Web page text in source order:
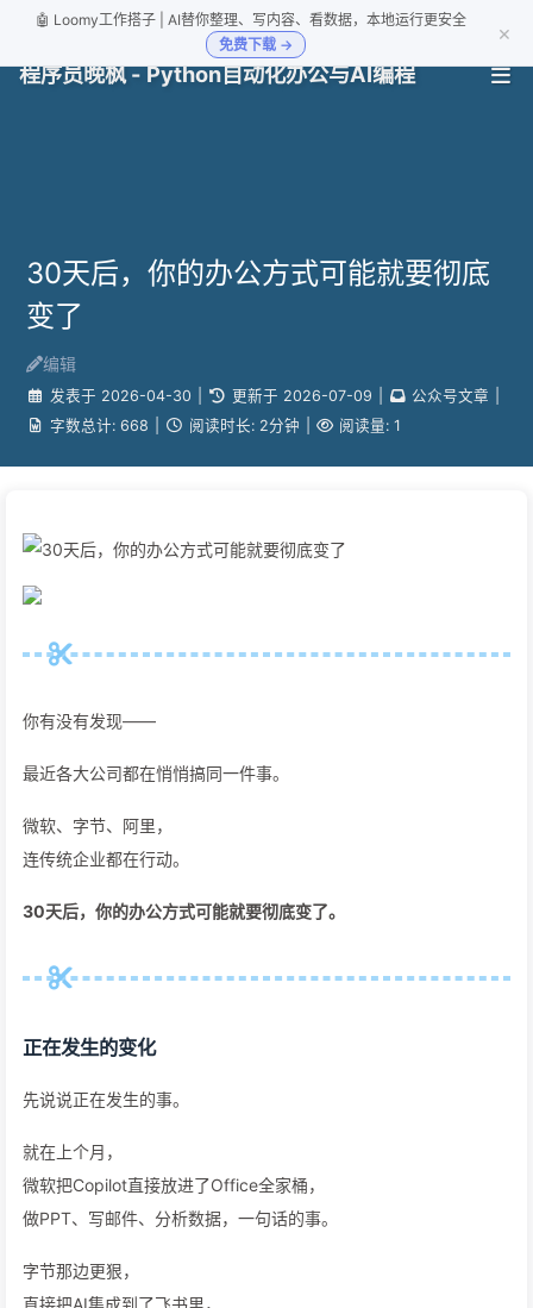
🤖 Loomy工作搭子 | AI替你整理、写内容、看数据，本地运行更安全
免费下载 →
×
程序员晚枫 - Python自动化办公与AI编程
30天后，你的办公方式可能就要彻底
变了
编辑
发表于 2026-04-30 更新于 2026-07-09 公众号文章
字数总计: 668 阅读时长: 2分钟 阅读量: 1
你有没有发现——
最近各大公司都在悄悄搞同一件事。
微软、字节、阿里，
连传统企业都在行动。
30天后，你的办公方式可能就要彻底变了。
正在发生的变化
先说说正在发生的事。
就在上个月，
微软把Copilot直接放进了Office全家桶，
做PPT、写邮件、分析数据，一句话的事。
字节那边更狠，
直接把AI集成到了飞书里，